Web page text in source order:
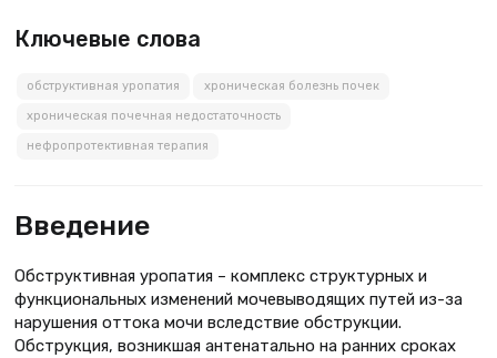
Ключевые слова
обструктивная уропатия хроническая болезнь почек
хроническая почечная недостаточность
нефропротективная терапия
Введение
Обструктивная уропатия – комплекс структурных и
функциональных изменений мочевыводящих путей из-за
нарушения оттока мочи вследствие обструкции.
Обструкция, возникшая антенатально на ранних сроках